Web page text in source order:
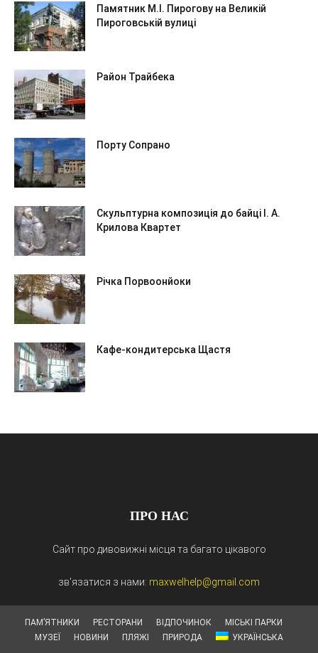
Памятник М.І. Пирогову на Великій
Пироговській вулиці
Район Трайбека
Порту Сопрано
Скульптурна композиція до байці І. А.
Крилова Квартет
Річка Порвоонйоки
Кафе-кондитерська Щастя
ПРО НАС
Сайт про дивовижні місця та багато цікавого
зв'язатися з нами: maxwelhelp@gmail.com
ПАМ’ЯТНИКИ РЕСТОРАНИ ВІДПОЧИНОК
МІСЬКІ ПАРКИ
МУЗЕЇ
НОВИНИ ПЛЯЖІ ПРИРОДА УКРАЇНСЬКА